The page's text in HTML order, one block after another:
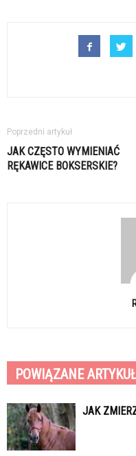
Poprzedni artykuł
JAK CZĘSTO WYMIENIAĆ
RĘKAWICE BOKSERSKIE?
POWIĄZANE
JAK